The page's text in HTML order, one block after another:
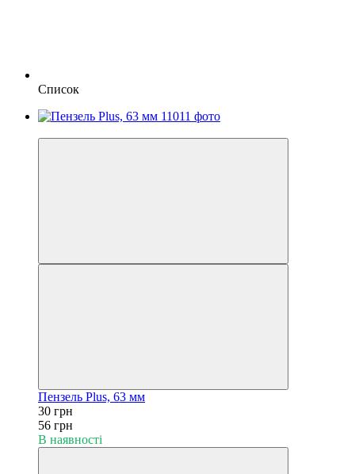
Список
Пензель Plus, 63 мм
30 грн
56 грн
В наявності